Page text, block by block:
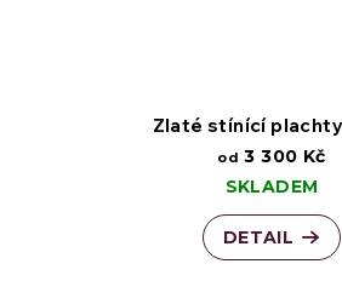
Zlaté stínící
od 3 300 Kč
SKLADEM
DETAIL